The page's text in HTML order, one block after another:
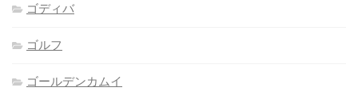
ゴディバ
ゴルフ
ゴールデンカムイ